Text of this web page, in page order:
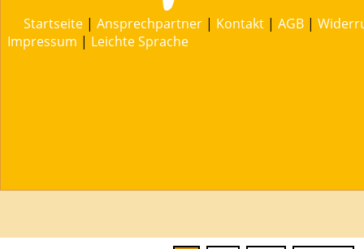
Startseite | Ansprechpartner | Kontakt | AGB |
Impressum | Leichte Sprache